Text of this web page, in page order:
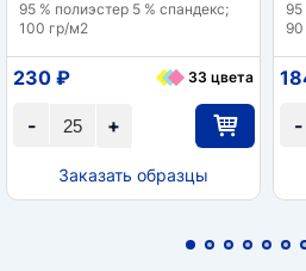
95 % полиэстер 5 % спандекс;
100 гр/м2
+
-
230 ₽ 33 цвета
Заказать образцы
95
90
-